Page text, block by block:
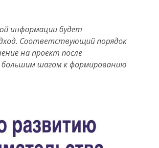
информации будет
Соответствующий порядок
на проект после
большим шагом к формированию